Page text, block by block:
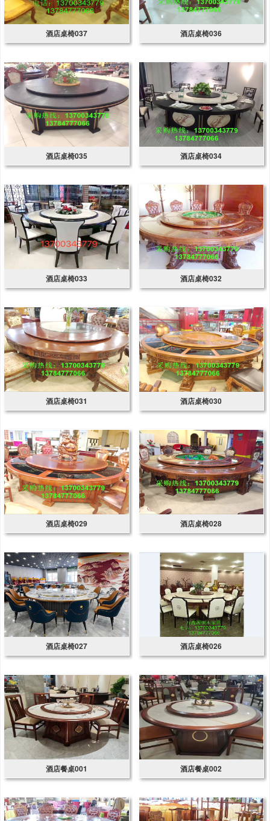
酒店桌椅037 酒店桌椅036
酒店桌椅035 酒店桌椅034
酒店桌椅033 酒店桌椅032
酒店桌椅031 酒店桌椅030
酒店桌椅029 酒店桌椅028
酒店桌椅027 酒店桌椅026
酒店餐桌001 酒店餐桌002